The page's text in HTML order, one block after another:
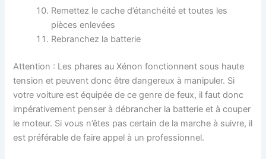
Remettez le cache d’étanchéité et toutes les
pièces enlevées
Rebranchez la batterie
Attention : Les phares au Xénon fonctionnent sous haute
tension et peuvent donc être dangereux à manipuler. Si
votre voiture est équipée de ce genre de feux, il faut donc
impérativement penser à débrancher la batterie et à couper
le moteur. Si vous n’êtes pas certain de la marche à suivre, il
est préférable de faire appel à un professionnel.